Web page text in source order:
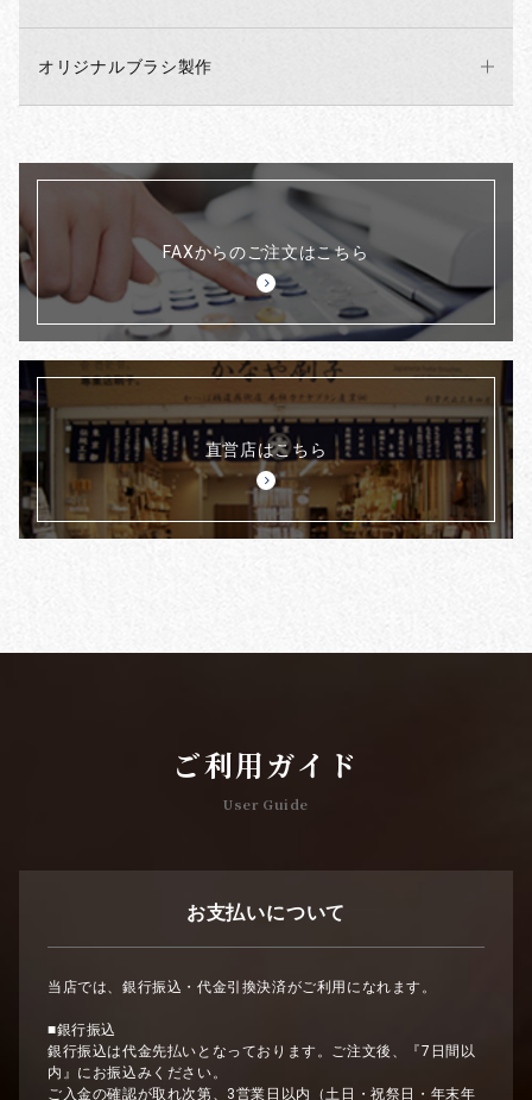
オリジナルブラシ製作
FAXからのご注文はこちら
直営店はこちら
ご利用ガイド
User Guide
お支払いについて
当店では、銀行振込・代金引換決済がご利用になれます。
■銀行振込
銀行振込は代金先払いとなっております。ご注文後、『7日間以
内』にお振込みください。
ご入金の確認が取れ次第、3営業日以内（土日・祝祭日・年末年